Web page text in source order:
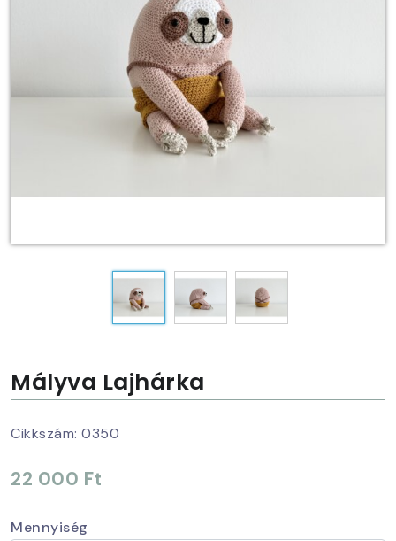
Mályva Lajhárka
Cikkszám: 0350
22 000 Ft
Mennyiség